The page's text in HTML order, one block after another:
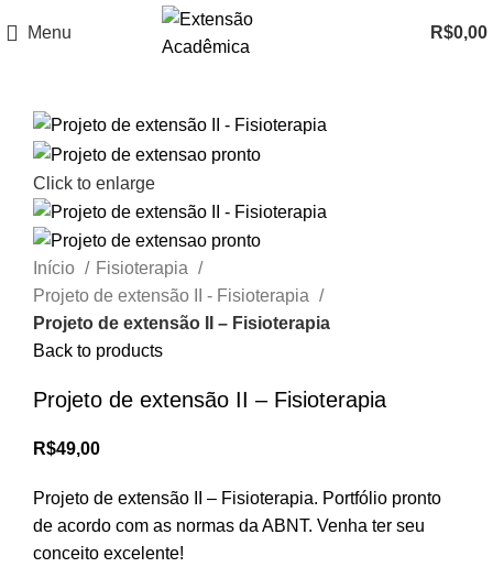
Menu R$0,00
Click to enlarge
Início
Fisioterapia
Projeto de extensão II - Fisioterapia
Projeto de extensão II – Fisioterapia
Back to products
Projeto de extensão II – Fisioterapia
R$49,00
Projeto de extensão II – Fisioterapia. Portfólio pronto
de acordo com as normas da ABNT. Venha ter seu
conceito excelente!